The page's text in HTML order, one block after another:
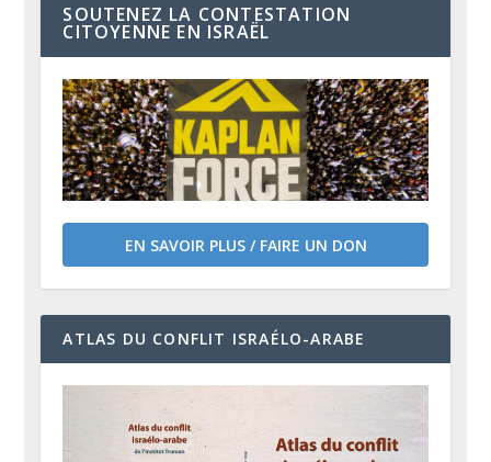
SOUTENEZ LA CONTESTATION
CITOYENNE EN ISRAËL
EN SAVOIR PLUS / FAIRE UN DON
ATLAS DU CONFLIT ISRAÉLO-ARABE